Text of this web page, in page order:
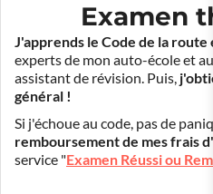
Examen
J'apprends le Code de la route
experts de mon auto-école et
assistant de révision. Puis,
général !
Si j'échoue au code, pas de
remboursement de mes frais
service "Examen Réussi ou